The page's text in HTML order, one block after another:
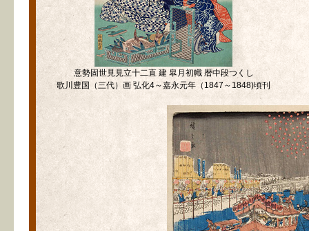
意勢固世見見立十二直 建 皐月初幟 暦中段つくし
歌川豊国（三代）画 弘化4～嘉永元年（1847～1848)頃刊